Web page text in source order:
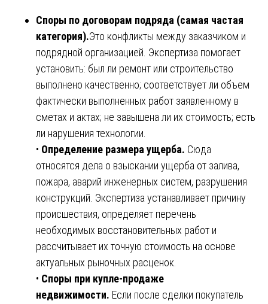
Споры по договорам подряда (самая частая
категория).Это конфликты между заказчиком и
подрядной организацией. Экспертиза помогает
установить: был ли ремонт или строительство
выполнено качественно; соответствует ли объем
фактически выполненных работ заявленному в
сметах и актах; не завышена ли их стоимость; есть
ли нарушения технологии.
• Определение размера ущерба. Сюда
относятся дела о взыскании ущерба от залива,
пожара, аварий инженерных систем, разрушения
конструкций. Экспертиза устанавливает причину
происшествия, определяет перечень
необходимых восстановительных работ и
рассчитывает их точную стоимость на основе
актуальных рыночных расценок.
• Споры при купле-продаже
недвижимости. Если после сделки покупатель